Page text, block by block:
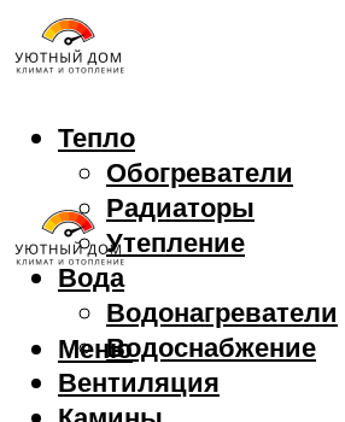
Тепло
Обогреватели
Радиаторы
Утепление
Вода
Водонагреватели
Водоснабжение
Вентиляция
Меню